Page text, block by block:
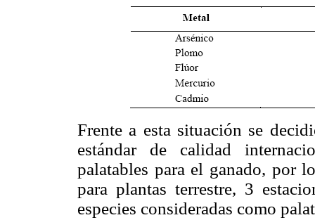
Frente a esta situación se
estándar de calidad
palatables para el ganado, por
para plantas terrestre, 3
especies consideradas como